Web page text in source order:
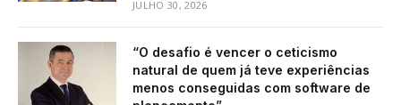
JULHO 30, 2026
“O desafio é vencer o ceticismo
natural de quem já teve experiências
menos conseguidas com software de